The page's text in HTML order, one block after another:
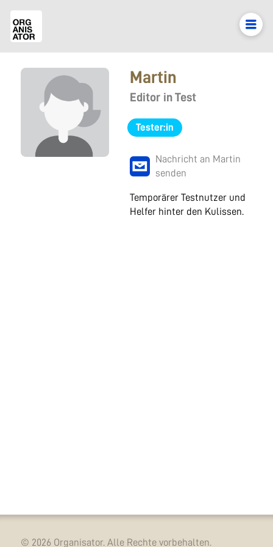
Martin
Editor in Test
Tester:in
Nachricht an Martin
senden
Temporärer Testnutzer und
Helfer hinter den Kulissen.
© 2026 Organisator. Alle Rechte vorbehalten.